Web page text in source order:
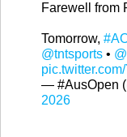
Farewell from
Tomorrow,
@tntsports •
— #AusOpen
2026